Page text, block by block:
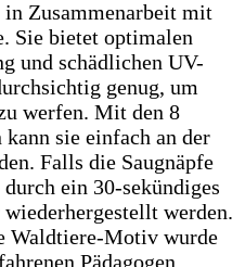
in Zusammenarbeit mit
Sie bietet optimalen
und schädlichen UV-
genug, um
werfen. Mit den 8
sie einfach an der
Falls die Saugnäpfe
ein 30-sekündiges
werden.
Waldtiere-Motiv wurde
Pädagogen